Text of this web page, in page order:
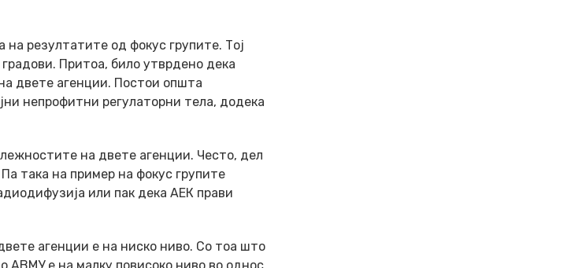
резултатите од фокус групите. Тој
Притоа, било утврдено дека
двете агенции. Постои општа
непрофитни регулаторни тела, додека
на двете агенции. Често, дел
така на пример на фокус групите
или пак дека АЕК прави
агенции е на ниско ниво. Со тоа што